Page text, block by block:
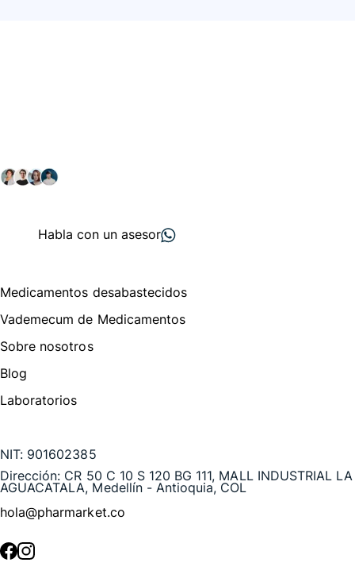
Habla con un asesor
Medicamentos desabastecidos
Vademecum de Medicamentos
Sobre nosotros
Blog
Laboratorios
NIT: 901602385
Dirección: CR 50 C 10 S 120 BG 111, MALL INDUSTRIAL LA
AGUACATALA, Medellín - Antioquia, COL
hola@pharmarket.co